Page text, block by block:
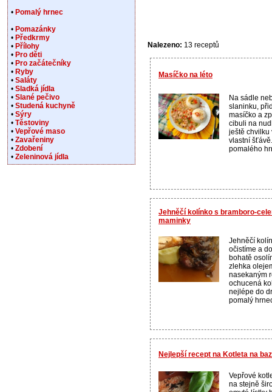
Nalezeno: 13 receptů
Masíčko na léto
Na sádle
slaninku,
masíčko a
cibuli na
ještě chvilku
vlastní
pomalého
Jehněčí kolínko s bramboro-
maminky
Jehněčí
očistíme a
bohatě
zlehka
nasekaným
ochucená
nejlépe do
pomalý
Nejlepší recept na Kotleta na
Vepřové
na stejně
• Pomalý hrnec
• Pomazánky
• Předkrmy
• Přílohy
• Pro děti
• Pro začátečníky
• Ryby
• Saláty
• Sladká jídla
• Slané pečivo
• Studená kuchyně
• Sýry
• Těstoviny
• Vepřové maso
• Zavařeniny
• Zdobení
• Zeleninová jídla